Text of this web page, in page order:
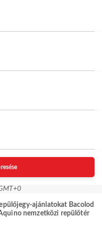
ajánlatokat Bacolod
nemzetközi repülőtér